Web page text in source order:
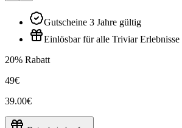
Gutscheine 3 Jahre gültig
Einlösbar für alle Triviar Erlebnisse
20% Rabatt
49€
39.00€